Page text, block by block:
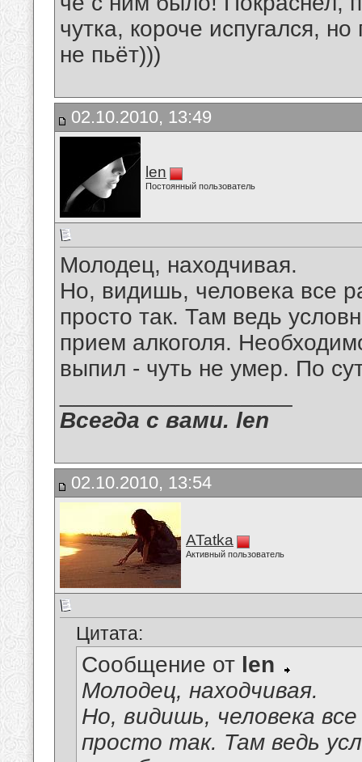
чутка, короче испугался,
не пьёт)))
02.10.2010, 13:49
len
Постоянный пользователь
Молодец, находчивая.
Но, видишь, человека все
просто так. Там ведь
прием алкоголя.
выпил - чуть не умер. По
Всегда с вами. len
02.10.2010, 13:54
ATatka
Активный пользователь
Цитата:
Сообщение от len
Молодец, находчивая.
Но, видишь, человека
просто так. Там ведь